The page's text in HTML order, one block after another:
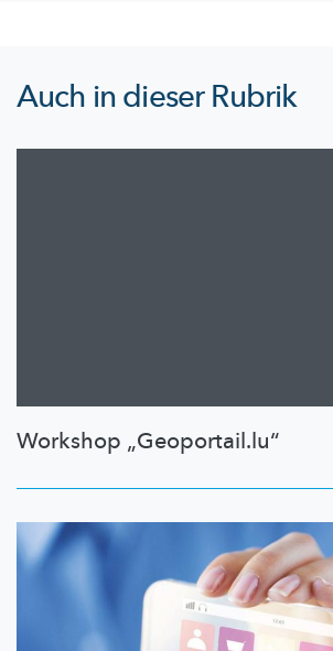
Auch in dieser Rubrik
Workshop „Geoportail.lu“